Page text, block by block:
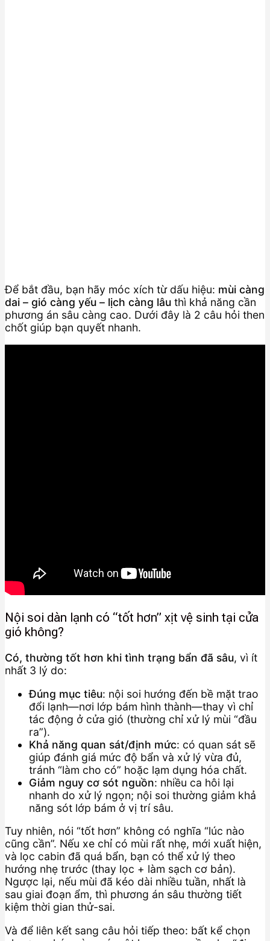
Để bắt đầu, bạn hãy móc xích từ dấu hiệu: mùi càng
dai – gió càng yếu – lịch càng lâu thì khả năng cần
phương án sâu càng cao. Dưới đây là 2 câu hỏi then
chốt giúp bạn quyết nhanh.
Nội soi dàn lạnh có “tốt hơn” xịt vệ sinh tại cửa
gió không?
Có, thường tốt hơn khi tình trạng bẩn đã sâu, vì ít
nhất 3 lý do:
Đúng mục tiêu: nội soi hướng đến bề mặt trao
đổi lạnh—nơi lớp bám hình thành—thay vì chỉ
tác động ở cửa gió (thường chỉ xử lý mùi “đầu
ra”).
Khả năng quan sát/định mức: có quan sát sẽ
giúp đánh giá mức độ bẩn và xử lý vừa đủ,
tránh “làm cho có” hoặc lạm dụng hóa chất.
Giảm nguy cơ sót nguồn: nhiều ca hôi lại
nhanh do xử lý ngọn; nội soi thường giảm khả
năng sót lớp bám ở vị trí sâu.
Tuy nhiên, nói “tốt hơn” không có nghĩa “lúc nào
cũng cần”. Nếu xe chỉ có mùi rất nhẹ, mới xuất hiện,
và lọc cabin đã quá bẩn, bạn có thể xử lý theo
hướng nhẹ trước (thay lọc + làm sạch cơ bản).
Ngược lại, nếu mùi đã kéo dài nhiều tuần, nhất là
sau giai đoạn ẩm, thì phương án sâu thường tiết
kiệm thời gian thử-sai.
Và để liên kết sang câu hỏi tiếp theo: bất kể chọn